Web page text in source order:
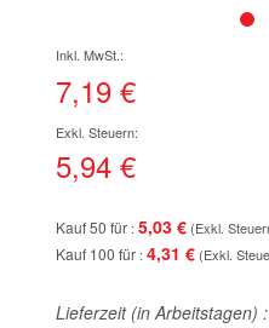
der
Bildgalerie
7,19 €
5,94 €
Kauf 50 für 5,03 €
Kauf 100 für 4,31 €
Lieferzeit (in Arbeitstagen) :